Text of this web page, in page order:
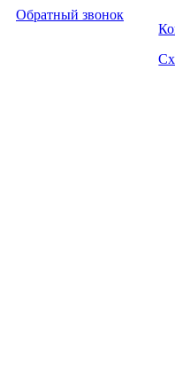
Обратный звонок